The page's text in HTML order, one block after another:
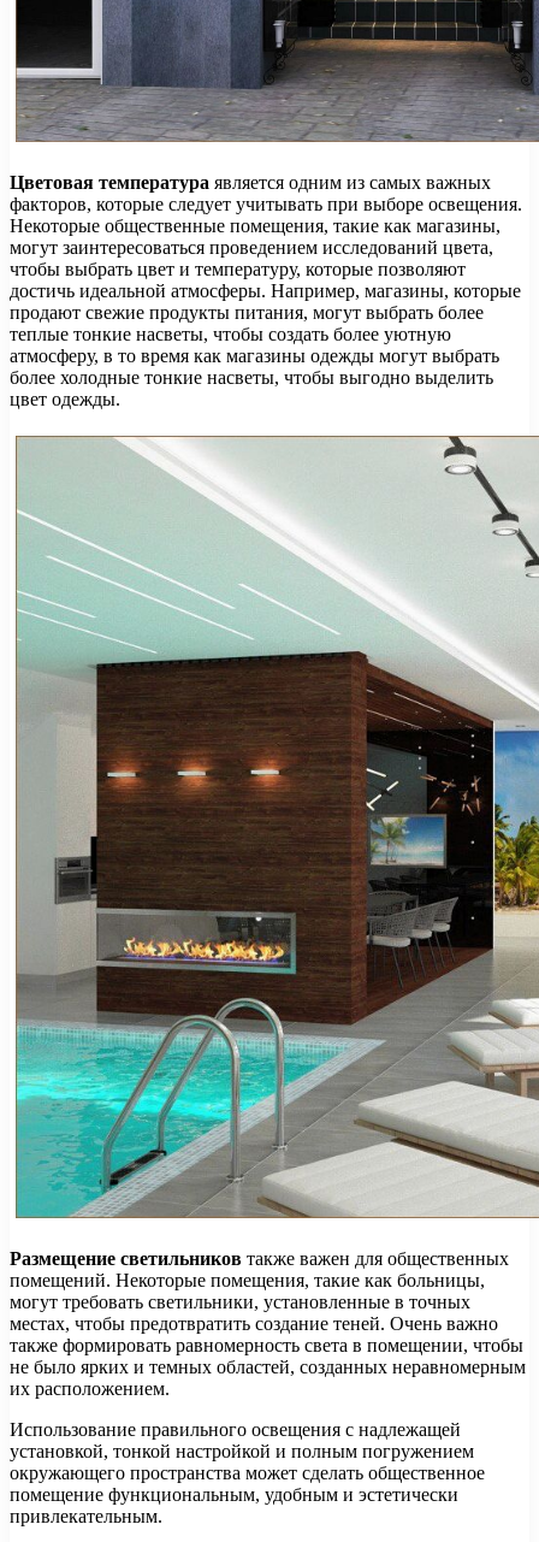
Цветовая температура является одним из самых важных
факторов, которые следует учитывать при выборе освещения.
Некоторые общественные помещения, такие как магазины,
могут заинтересоваться проведением исследований цвета,
чтобы выбрать цвет и температуру, которые позволяют
достичь идеальной атмосферы. Например, магазины, которые
продают свежие продукты питания, могут выбрать более
теплые тонкие насветы, чтобы создать более уютную
атмосферу, в то время как магазины одежды могут выбрать
более холодные тонкие насветы, чтобы выгодно выделить
цвет одежды.
Размещение светильников также важен для общественных
помещений. Некоторые помещения, такие как больницы,
могут требовать светильники, установленные в точных
местах, чтобы предотвратить создание теней. Очень важно
также формировать равномерность света в помещении, чтобы
не было ярких и темных областей, созданных неравномерным
их расположением.
Использование правильного освещения с надлежащей
установкой, тонкой настройкой и полным погружением
окружающего пространства может сделать общественное
помещение функциональным, удобным и эстетически
привлекательным.